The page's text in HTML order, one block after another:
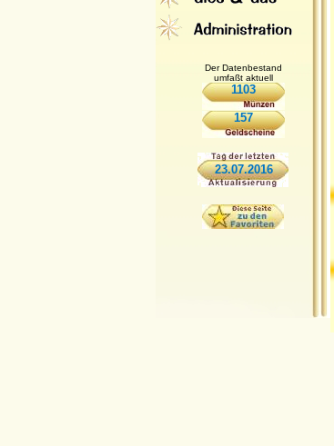
Der Datenbestand
umfaßt aktuell
1103
157
23.07.2016